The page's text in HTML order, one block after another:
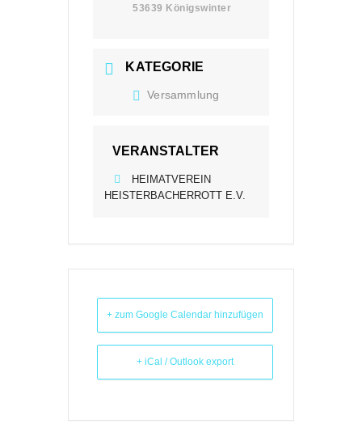
53639 Königswinter
KATEGORIE
Versammlung
VERANSTALTER
HEIMATVEREIN
HEISTERBACHERROTT E.V.
+ zum Google Calendar hinzufügen
+ iCal / Outlook export